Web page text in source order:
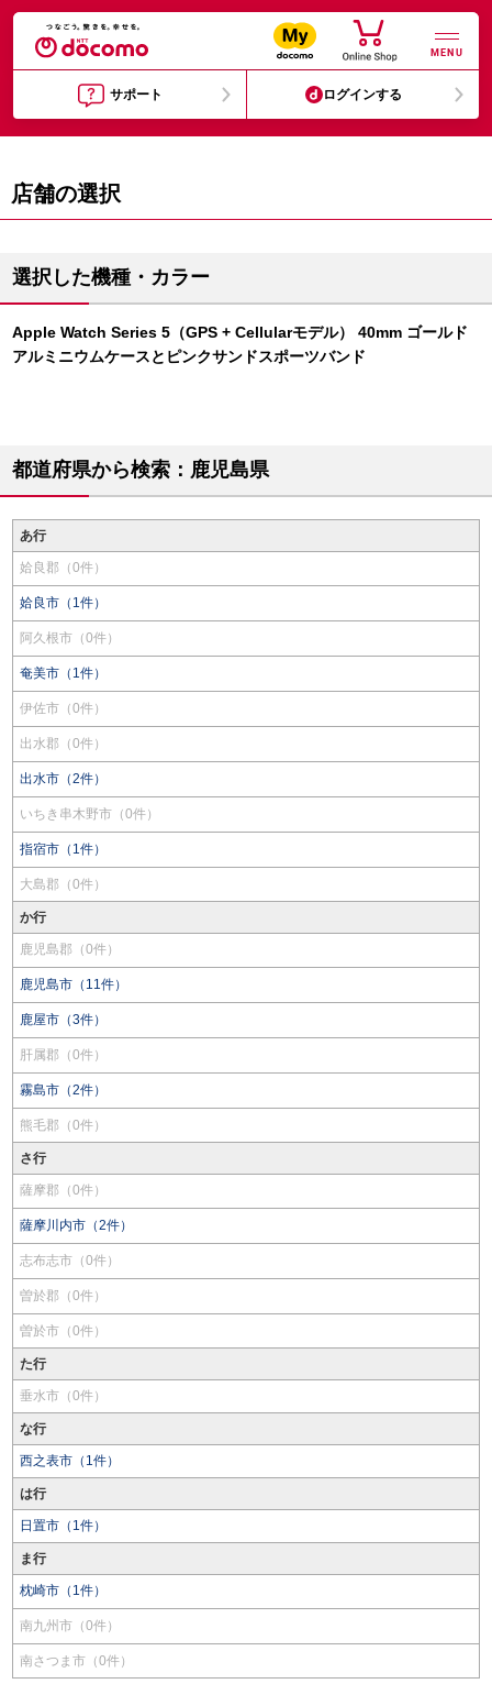
MENU
サポート ログインする
店舗の選択
選択した機種・カラー
Apple Watch Series 5（GPS + Cellularモデル） 40mm ゴールド
アルミニウムケースとピンクサンドスポーツバンド
都道府県から検索：鹿児島県
あ行
姶良郡（0件）
姶良市（1件）
阿久根市（0件）
奄美市（1件）
伊佐市（0件）
出水郡（0件）
出水市（2件）
いちき串木野市（0件）
指宿市（1件）
大島郡（0件）
か行
鹿児島郡（0件）
鹿児島市（11件）
鹿屋市（3件）
肝属郡（0件）
霧島市（2件）
熊毛郡（0件）
さ行
薩摩郡（0件）
薩摩川内市（2件）
志布志市（0件）
曽於郡（0件）
曽於市（0件）
た行
垂水市（0件）
な行
西之表市（1件）
は行
日置市（1件）
ま行
枕崎市（1件）
南九州市（0件）
南さつま市（0件）